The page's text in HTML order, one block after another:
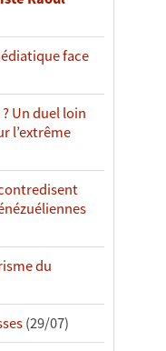
face
Un duel loin
l’extrême
du
(29/07)